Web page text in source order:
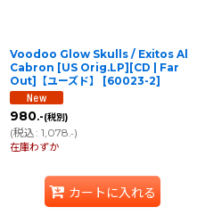
Voodoo Glow Skulls / Exitos Al
Cabron [US Orig.LP][CD | Far
Out]【ユーズド】
[60023-2]
980.-(税別)
(税込: 1,078.-)
在庫わずか
カートに入れる